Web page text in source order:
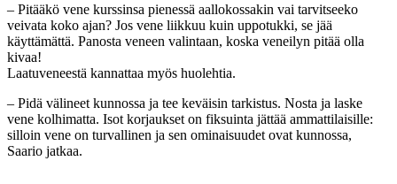
– Pitääkö vene kurssinsa pienessä aallokossakin vai tarvitseeko
veivata koko ajan? Jos vene liikkuu kuin uppotukki, se jää
käyttämättä. Panosta veneen valintaan, koska veneilyn pitää olla
kivaa!
Laatuveneestä kannattaa myös huolehtia.
– Pidä välineet kunnossa ja tee keväisin tarkistus. Nosta ja laske
vene kolhimatta. Isot korjaukset on fiksuinta jättää ammattilaisille:
silloin vene on turvallinen ja sen ominaisuudet ovat kunnossa,
Saario jatkaa.